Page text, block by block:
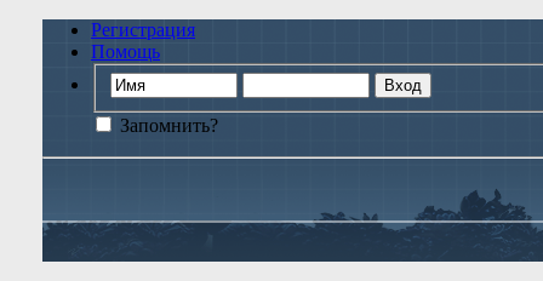
Регистрация
Помощь
Запомнить?